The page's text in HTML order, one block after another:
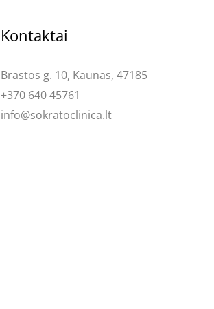
Kontaktai
Brastos g. 10, Kaunas, 47185
+370 640 45761
info@sokratoclinica.lt